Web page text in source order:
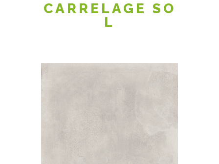
CARRELAGE SO
L